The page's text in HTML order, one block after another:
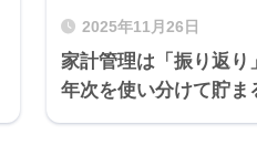
2025年11月26日
家計管理は「振り返り
年次を使い分けて貯ま